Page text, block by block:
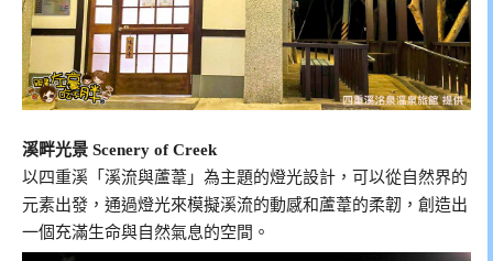
溪畔光景 Scenery of Creek
以四重溪「溪流與蘆葦」為主題的燈光設計，可以從自然界的
元素出發，通過燈光來模擬溪流的動感和蘆葦的柔韌，創造出
一個充滿生命與自然氣息的空間。